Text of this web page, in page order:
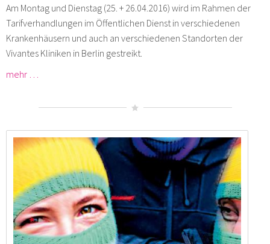
Am Montag und Dienstag (25. + 26.04.2016) wird im Rahmen der
Tarifverhandlungen im Öffentlichen Dienst in verschiedenen
Krankenhäusern und auch an verschiedenen Standorten der
Vivantes Kliniken in Berlin gestreikt.
mehr …